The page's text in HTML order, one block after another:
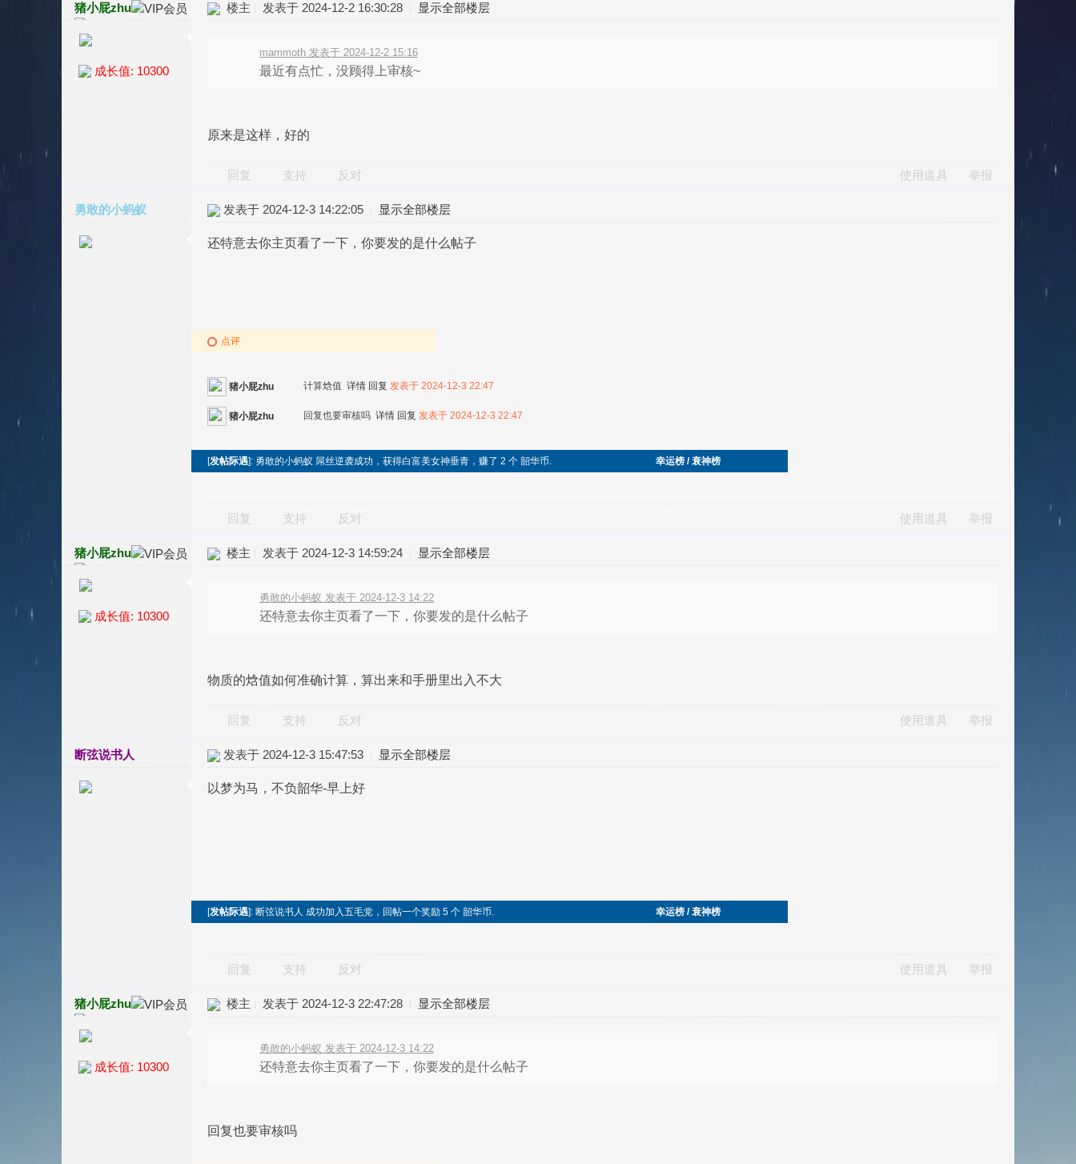
猪小屁zhu
成长值: 10300
楼主 发表于 2024-12-2 16:30:28 显示全部楼层
mammoth 发表于 2024-12-2 15:16
最近有点忙，没顾得上审核~
原来是这样，好的
回复 支持 反对 使用道具 举报
勇敢的小蚂蚁 发表于 2024-12-3 14:22:05 显示全部楼层
还特意去你主页看了一下，你要发的是什么帖子
点评
猪小屁zhu 计算焓值 详情 回复 发表于 2024-12-3 22:47
猪小屁zhu 回复也要审核吗 详情 回复 发表于 2024-12-3 22:47
[发帖际遇]: 勇敢的小蚂蚁 屌丝逆袭成功，获得白富美女神垂青，赚了 2 个 韶华币. 幸运榜 / 衰神榜
回复 支持 反对 使用道具 举报
猪小屁zhu
成长值: 10300
楼主 发表于 2024-12-3 14:59:24 显示全部楼层
勇敢的小蚂蚁 发表于 2024-12-3 14:22
还特意去你主页看了一下，你要发的是什么帖子
物质的焓值如何准确计算，算出来和手册里出入不大
回复 支持 反对 使用道具 举报
断弦说书人 发表于 2024-12-3 15:47:53 显示全部楼层
以梦为马，不负韶华-早上好
[发帖际遇]: 断弦说书人 成功加入五毛党，回帖一个奖励 5 个 韶华币. 幸运榜 / 衰神榜
回复 支持 反对 使用道具 举报
猪小屁zhu
成长值: 10300
楼主 发表于 2024-12-3 22:47:28 显示全部楼层
勇敢的小蚂蚁 发表于 2024-12-3 14:22
还特意去你主页看了一下，你要发的是什么帖子
回复也要审核吗